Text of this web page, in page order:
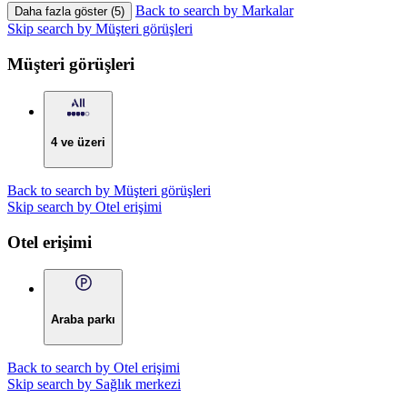
Daha fazla göster (5)
Back to search by Markalar
Skip search by Müşteri görüşleri
Müşteri görüşleri
4 ve üzeri
Back to search by Müşteri görüşleri
Skip search by Otel erişimi
Otel erişimi
Araba parkı
Back to search by Otel erişimi
Skip search by Sağlık merkezi